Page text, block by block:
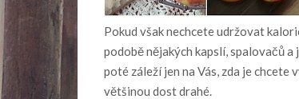
Pokud však nechcete udržovat
podobě nějakých kapslí, spalovačů
poté záleží jen na Vás, zda je
většinou dost drahé.